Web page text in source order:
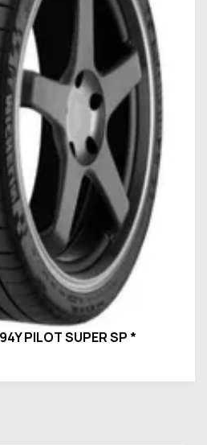
PILOT SUPER SP *